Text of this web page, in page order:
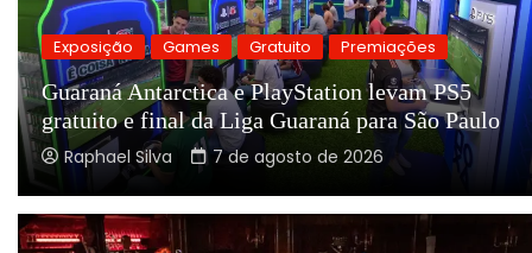
Exposição Games Gratuito Premiações
Guaraná Antarctica e PlayStation levam PS5
gratuito e final da Liga Guaraná para São Paulo
Raphael Silva 7 de agosto de 2026